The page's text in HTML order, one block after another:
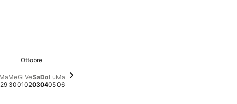
20
21 22 23
24
Settembre 25
Settembre 26
Settembre 27
Settembre 28
Martedì, Settembre 29
$1,165
Ma
29
Mercoledì, Settembre 30
$1,215
Me
30
Giovedì, Ottobre 01
$1,403
Ottobre
Gi
01
Venerdì, Ottobre 02
$1,441
Ve
02
Sabato, Ottobre 03
$1,432
Sa
03
Do
04
Lu
05
Ma
06